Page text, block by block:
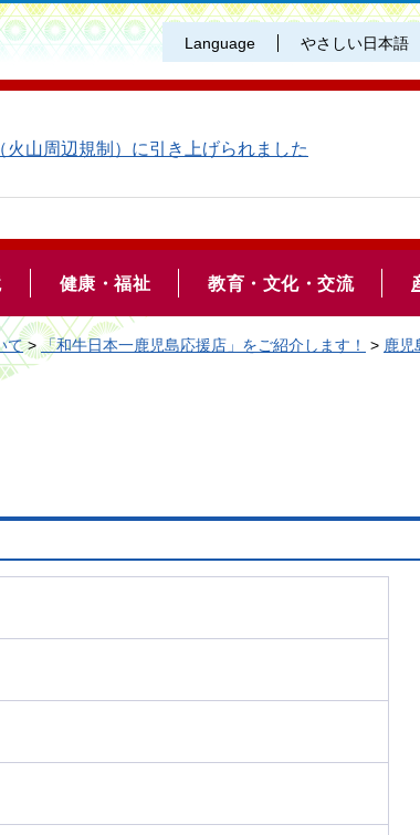
Language やさしい日本語
山周辺規制）に引き上げられました
健康・福祉 教育・文化・交流
て> 「和牛日本一鹿児島応援店」をご紹介します！ > 鹿児